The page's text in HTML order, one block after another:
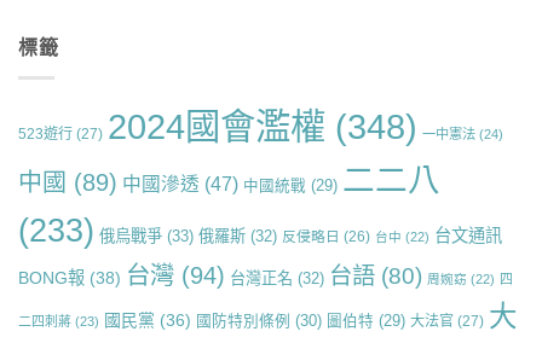
標籤
523遊行 (27) 2024國會濫權 (348) 一中憲法 (24)
中國 (89) 中國滲透 (47) 中國統戰 (29) 二二八
(233) 俄烏戰爭 (33) 俄羅斯 (32) 反侵略日 (26) 台中 (22) 台文通訊
BONG報 (38) 台灣 (94) 台灣正名 (32) 台語 (80) 周婉窈 (22) 四
二四刺蔣 (23) 國民黨 (36) 國防特別條例 (30) 圖伯特 (29) 大法官 (27) 大